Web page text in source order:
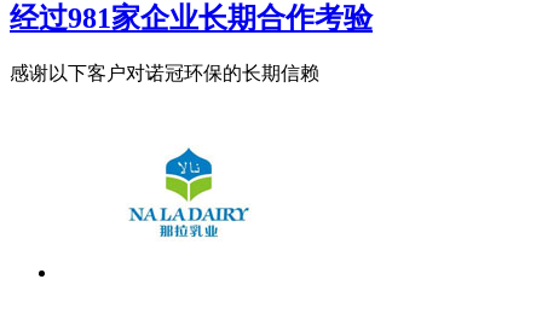
经过981家企业长期合作考验
感谢以下客户对诺冠环保的长期信赖